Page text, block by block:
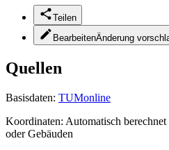
Teilen
BearbeitenÄnderung
Quellen
Basisdaten: TUMonline
Koordinaten: Automatisch
oder Gebäuden